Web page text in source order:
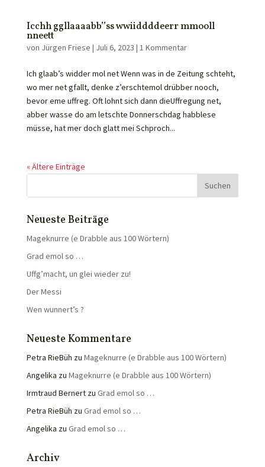
Icchh ggllaaaabb’’ss wwiiddddeerr mmooll
nneett
von Jürgen Friese | Juli 6, 2023 | 1 Kommentar
Ich glaab’s widder mol net Wenn was in de Zeitung schteht,
wo mer net gfallt, denke z’erschtemol drübber nooch,
bevor eme uffreg. Oft lohnt sich dann dieUffregung net,
abber wasse do am letschte Donnerschdag habblese
müsse, hat mer doch glatt mei Schproch...
« Ältere Einträge
Neueste Beiträge
Mageknurre (e Drabble aus 100 Wörtern)
Grad emol so …
Uffg’macht, un glei wieder zu!
Der Messi
Wen wunnert’s ?
Neueste Kommentare
Petra RieBüh zu Mageknurre (e Drabble aus 100 Wörtern)
Angelika zu Mageknurre (e Drabble aus 100 Wörtern)
Irmtraud Bernertzu Grad emol so …
Petra RieBüh zu Grad emol so …
Angelika zu Grad emol so …
Archiv